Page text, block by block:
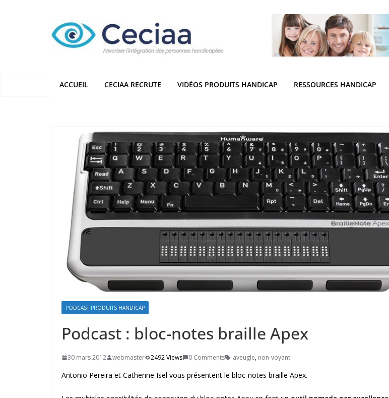
ACCUEIL CECIAA RECRUTE VIDÉOS PRODUITS HANDICAP RESSOURCES HANDICAP
PODCAST PRODUITS HANDICAP
Podcast : bloc-notes braille Apex
30 mars 2012 webmaster 2492 Views 0 Comments aveugle, non-voyant
Antonio Pereira et Catherine Isel vous présentent le bloc-notes braille Apex.